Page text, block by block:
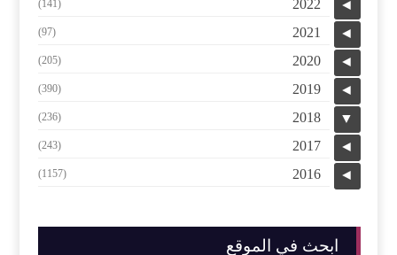
◄
2022
(141)
◄
2021
(97)
◄
2020
(205)
◄
2019
(390)
▼
2018
(236)
◄
2017
(243)
◄
2016
(1157)
ابحث في الموقع